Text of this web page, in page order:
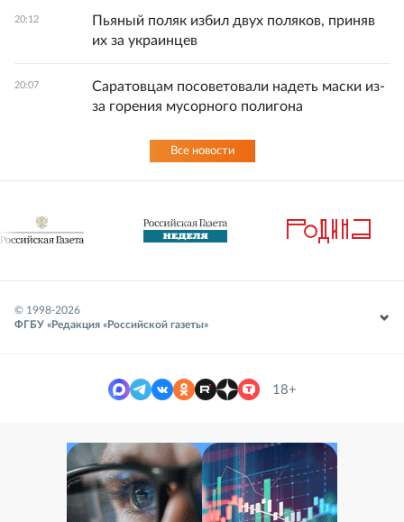
20:12
Пьяный поляк избил двух поляков, приняв
их за украинцев
20:07
Саратовцам посоветовали надеть маски из-
за горения мусорного полигона
Все новости
© 1998-2026
ФГБУ «Редакция «Российской газеты»
18+